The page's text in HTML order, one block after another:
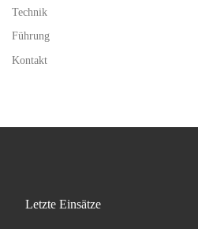
Technik
Führung
Kontakt
Letzte Einsätze